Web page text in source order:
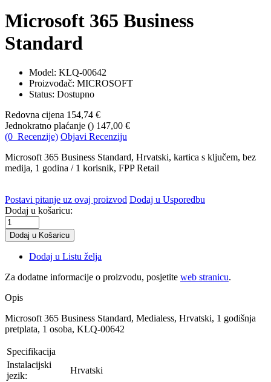
Microsoft 365 Business
Standard
Model: KLQ-00642
Proizvođač: MICROSOFT
Status: Dostupno
Redovna cijena 154,74 €
Jednokratno plaćanje () 147,00 €
(0 Recenzije) Objavi Recenziju
Microsoft 365 Business Standard, Hrvatski, kartica s ključem, bez
medija, 1 godina / 1 korisnik, FPP Retail
Postavi pitanje uz ovaj proizvod Dodaj u Usporedbu
Dodaj u košaricu:
Dodaj u Listu želja
Za dodatne informacije o proizvodu, posjetite web stranicu.
Opis
Microsoft 365 Business Standard, Medialess, Hrvatski, 1 godišnja
pretplata, 1 osoba, KLQ-00642
Specifikacija
Instalacijski
jezik:
Hrvatski